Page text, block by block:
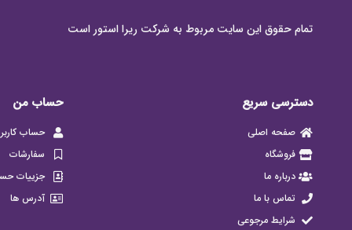
تمام حقوق این سایت مربوط به شرکت ریرا استور است
دسترسی سریع
صفحه اصلی
فروشگاه
درباره ما
تماس با ما
شرایط مرجوعی
حساب من
حساب
سفارشات
جزییات
آدرس ها